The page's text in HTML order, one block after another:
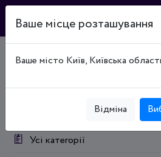
Каталог підприємств
Усі категорії
Ваше місце розташування
Ваше місто Київ, Київська
Відміна